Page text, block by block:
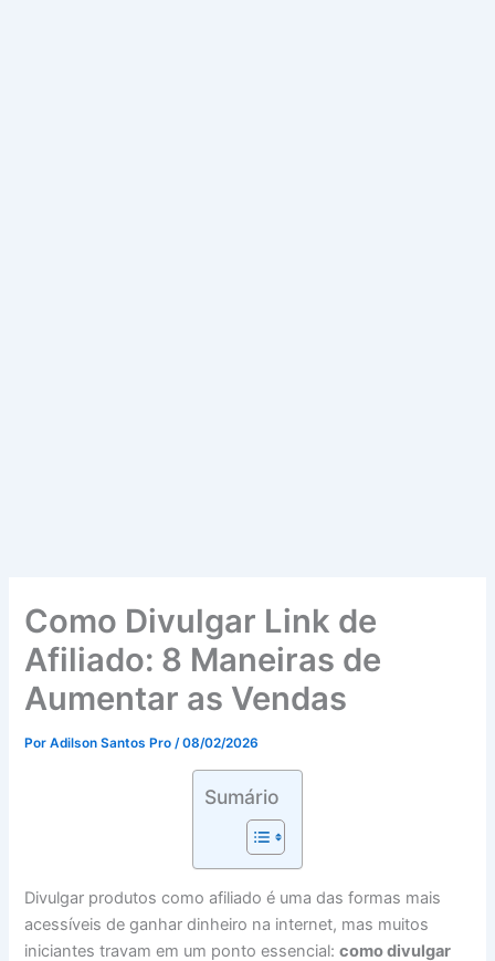
Como Divulgar Link de
Afiliado: 8 Maneiras de
Aumentar as Vendas
PorAdilson Santos Pro/08/02/2026
Sumário
Divulgar produtos como afiliado é uma das formas mais
acessíveis de ganhar dinheiro na internet, mas muitos
iniciantes travam em um ponto essencial:como divulgar